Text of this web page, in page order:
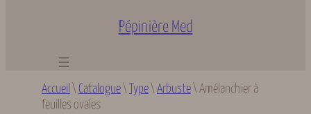
Pépinière Med
Accueil \ Catalogue\ Type\ Arbuste\ Amélanchier à
feuilles ovales